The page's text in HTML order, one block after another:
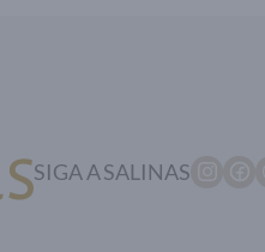
SIGA A SALINAS